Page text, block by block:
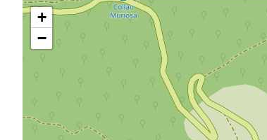
Sauter
+
−